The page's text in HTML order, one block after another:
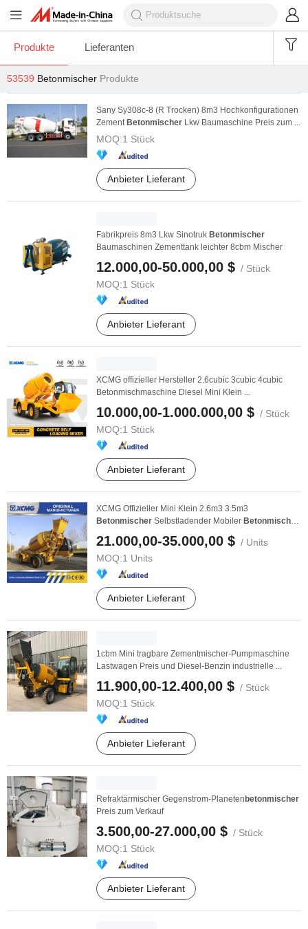
Produkte Lieferanten
53539 Betonmischer Produkte
Sany Sy308c-8 (R Trocken) 8m3 Hochkonfigurationen
Zement Betonmischer Lkw Baumaschine Preis zum ...
MOQ:1 Stück
Anbieter Lieferant
Fabrikpreis 8m3 Lkw Sinotruk Betonmischer
Baumaschinen Zementtank leichter 8cbm Mischer
12.000,00-50.000,00 $ / Stück
MOQ:1 Stück
Anbieter Lieferant
XCMG offizieller Hersteller 2.6cubic 3cubic 4cubic
Betonmischmaschine Diesel Mini Klein ...
10.000,00-1.000.000,00 $ / Stück
MOQ:1 Stück
Anbieter Lieferant
XCMG Offizieller Mini Klein 2.6m3 3.5m3
Betonmischer Selbstladender Mobiler Betonmischer
21.000,00-35.000,00 $ / Units
MOQ:1 Units
Anbieter Lieferant
1cbm Mini tragbare Zementmischer-Pumpmaschine
Lastwagen Preis und Diesel-Benzin industrielle ...
11.900,00-12.400,00 $ / Stück
MOQ:1 Stück
Anbieter Lieferant
Refraktärmischer Gegenstrom-Planeten betonmischer
Preis zum Verkauf
3.500,00-27.000,00 $ / Stück
MOQ:1 Stück
Anbieter Lieferant